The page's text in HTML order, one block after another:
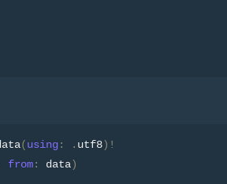
(using: . utf8)!
from: data)